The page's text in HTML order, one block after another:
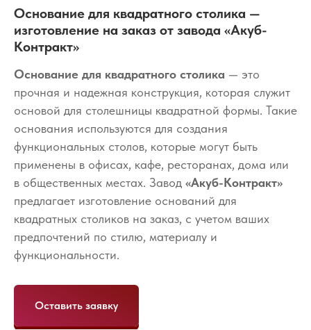
Основание для квадратного столика —
изготовление на заказ от завода «Акуб-
Контракт»
Основание для квадратного столика — это
прочная и надежная конструкция, которая служит
основой для столешницы квадратной формы. Такие
основания используются для создания
функциональных столов, которые могут быть
применены в офисах, кафе, ресторанах, дома или
в общественных местах. Завод «Акуб-Контракт»
предлагает изготовление оснований для
квадратных столиков на заказ, с учетом ваших
предпочтений по стилю, материалу и
функциональности.
Оставить заявку